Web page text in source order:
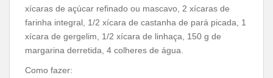
xícaras de açúcar refinado ou mascavo, 2 xícaras de
farinha integral, 1/2 xícara de castanha de pará picada, 1
xícara de gergelim, 1/2 xícara de linhaça, 150 g de
margarina derretida, 4 colheres de água.
Como fazer: